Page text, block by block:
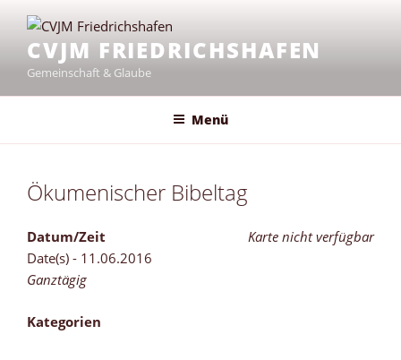
Inhalt
springenCVJM FRIEDRICHSHAFEN
Gemeinschaft & Glaube
Menü
Ökumenischer Bibeltag
Karte nicht verfügbar
Datum/Zeit
Date(s) - 11.06.2016
Ganztägig
Kategorien